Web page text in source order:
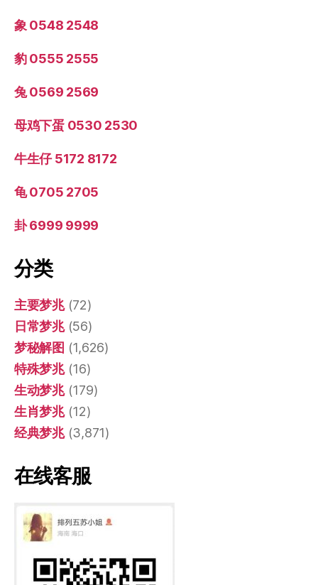
象 0548 2548
豹 0555 2555
兔 0569 2569
母鸡下蛋 0530 2530
牛生仔 5172 8172
龟 0705 2705
卦 6999 9999
分类
主要梦兆(72)
日常梦兆(56)
梦秘解图 (1,626)
特殊梦兆(16)
生动梦兆(179)
生肖梦兆(12)
经典梦兆(3,871)
在线客服